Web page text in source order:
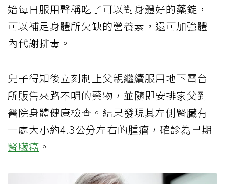
始每日服用聲稱吃了可以對身體好的藥錠，
可以補足身體所欠缺的營養素，還可加強體
內代謝排毒。
兒子得知後立刻制止父親繼續服用地下電台
所販售來路不明的藥物，並隨即安排家父到
醫院身體健康檢查。結果發現其左側腎臟有
一處大小約4.3公分左右的腫瘤，確診為早期
腎臟癌 。